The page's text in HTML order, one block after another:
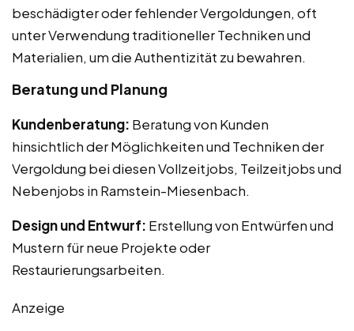
beschädigter oder fehlender Vergoldungen, oft
unter Verwendung traditioneller Techniken und
Materialien, um die Authentizität zu bewahren.
Beratung und Planung
Kundenberatung: Beratung von Kunden
hinsichtlich der Möglichkeiten und Techniken der
Vergoldung bei diesen Vollzeitjobs, Teilzeitjobs und
Nebenjobs in Ramstein-Miesenbach.
Design und Entwurf: Erstellung von Entwürfen und
Mustern für neue Projekte oder
Restaurierungsarbeiten.
Anzeige